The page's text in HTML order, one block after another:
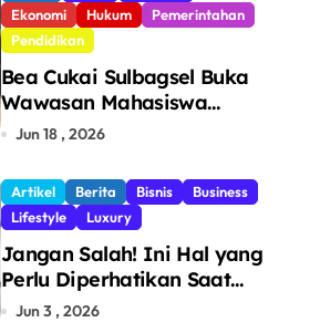
Ekonomi
Hukum
Pemerintahan
Pendidikan
Bea Cukai Sulbagsel Buka
Wawasan Mahasiswa
Politeknik Bosowa tentang
dan Pencegahan Barang
Ilegal
Jun 18 , 2026
Artikel Berita Bisnis
Business
Lifestyle
Luxury
Jangan Salah! Ini Hal yang
Perlu Diperhatikan Saat
Pasang Big Slab
Jun 3 , 2026